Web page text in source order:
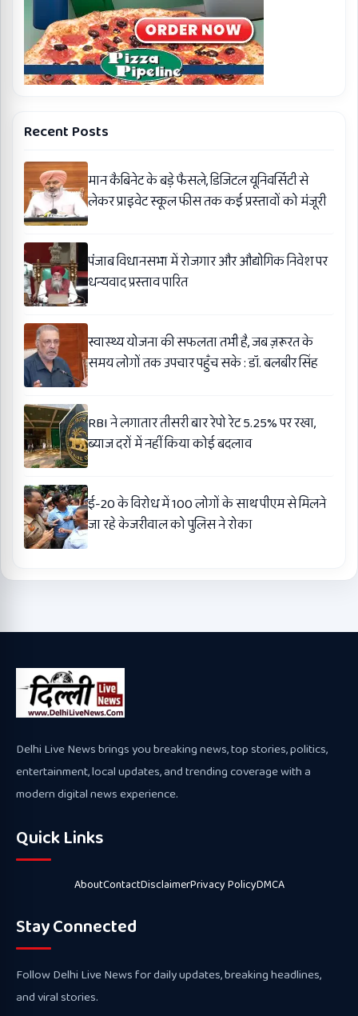
Recent Posts
मान कैबिनेट के बड़े फैसले, डिजिटल यूनिवर्सिटी से
लेकर प्राइवेट स्कूल फीस तक कई प्रस्तावों को मंजूरी
पंजाब विधानसभा में रोजगार और औद्योगिक निवेश पर
धन्यवाद प्रस्ताव पारित
स्वास्थ्य योजना की सफलता तभी है, जब ज़रूरत के
समय लोगों तक उपचार पहुँच सके : डॉ. बलबीर सिंह
RBI ने लगातार तीसरी बार रेपो रेट 5.25% पर रखा,
ब्याज दरों में नहीं किया कोई बदलाव
ई-20 के विरोध में 100 लोगों के साथ पीएम से मिलने
जा रहे केजरीवाल को पुलिस ने रोका
Delhi Live News brings you breaking news, top stories, politics,
entertainment, local updates, and trending coverage with a
modern digital news experience.
Quick Links
AboutContactDisclaimerPrivacy PolicyDMCA
Stay Connected
Follow Delhi Live News for daily updates, breaking headlines,
and viral stories.